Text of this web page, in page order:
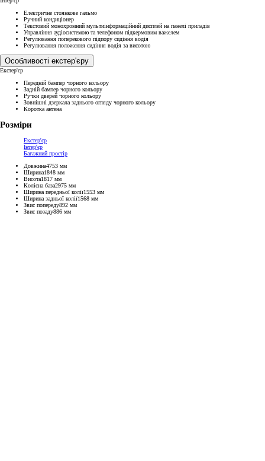
Електричне стоянкове гальмо
Ручний кондиціонер
Текстовий монохромний мультиінформаційний дисплей на панелі приладів
Управління аудіосистемою та телефоном підкермовим важелем
Регулювання поперекового підпору сидіння водія
Регулювання положення сидіння водія за висотою
Особливості екстер'єру
Екстер'єр
Передній бампер чорного кольору
Задній бампер чорного кольору
Ручки дверей чорного кольору
Зовнішні дзеркала заднього огляду чорного кольору
Коротка антена
Розміри
Екстер'єр
Інтер'єр
Багажний простір
Довжина4753 мм
Ширина1848 мм
Висота1817 мм
Колісна база2975 мм
Ширина передньої колії1553 мм
Ширина задньої колії1568 мм
Звис попереду892 мм
Звис позаду886 мм